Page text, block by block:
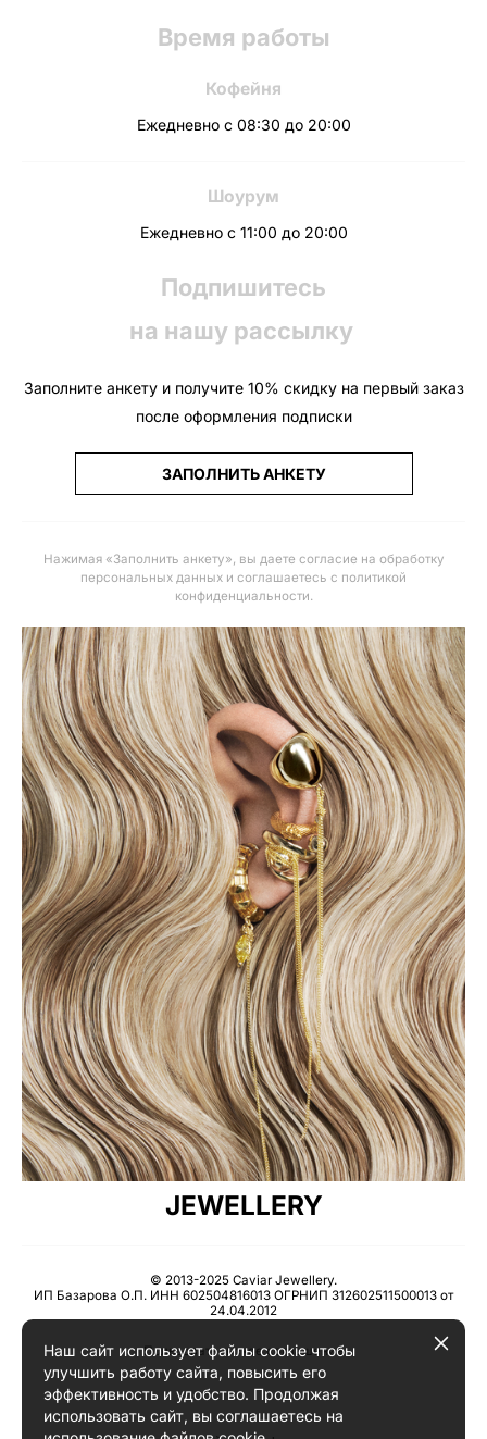
Время работы
Кофейня
Ежедневно с 08:30 до 20:00
Шоурум
Ежедневно с 11:00 до 20:00
Подпишитесь
на нашу рассылку
Заполните анкету и получите 10% скидку на первый заказ
после оформления подписки
ЗАПОЛНИТЬ АНКЕТУ
Нажимая «Заполнить анкету», вы даете согласие на обработку
персональных данных и соглашаетесь с политикой
конфиденциальности.
JEWELLERY
© 2013-2025 Caviar Jewellery.
ИП Базарова О.П. ИНН 602504816013 ОГРНИП 312602511500013 от
24.04.2012
Пользовательское соглашение
Наш сайт использует файлы cookie чтобы
улучшить работу сайта, повысить его
эффективность и удобство. Продолжая
использовать сайт, вы соглашаетесь на